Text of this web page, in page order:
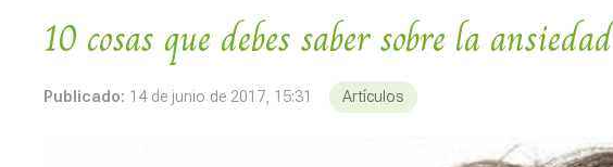
10 cosas que debes saber sobre la ansiedad
Publicado: 14 de junio de 2017, 15:31 Artículos